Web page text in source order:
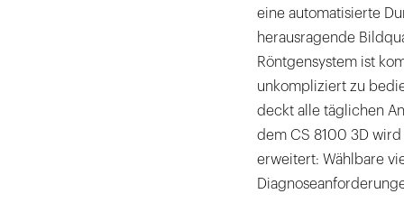
eine automatisierte
herausragende
Röntgensystem ist
unkompliziert zu
deckt alle täglichen
dem CS 8100 3D
erweitert: Wählbare